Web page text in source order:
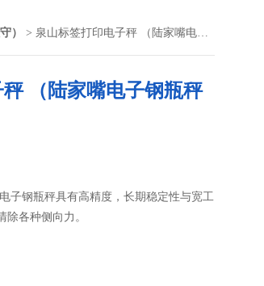
） > 泉山标签打印电子秤 （陆家嘴电子钢瓶秤
（陆家嘴电子钢瓶秤
子钢瓶秤具有高精度，长期稳定性与宽工
各种侧向力。